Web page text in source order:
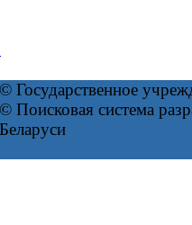
© Государственное
© Поисковая система
Беларуси